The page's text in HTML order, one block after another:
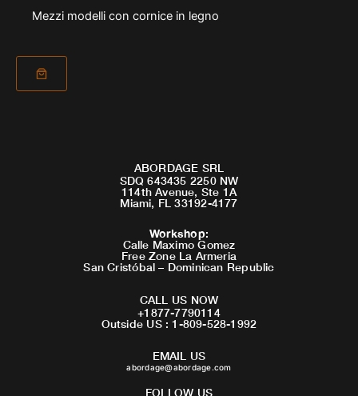
Mezzi modelli con cornice in legno
ABORDAGE SRL
SDQ 643435 2250 NW
114th Avenue, Ste 1A
Miami, FL 33192-4177
Workshop:
Calle Maximo Gomez
Free Zone La Armeria
San Cristóbal – Dominican Republic
CALL US NOW
+1877-7790114
Outside US : 1-809-528-1992
EMAIL US
abordage@abordage.com
FOLLOW US